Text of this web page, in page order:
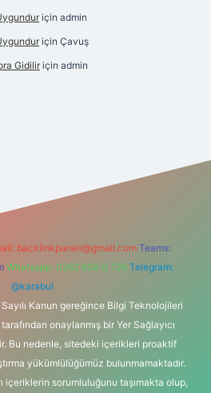
için admin
için Çavuş
Gidilir için admin
backlinkpaneli@gmail.com Teams:
Whatsapp: 0262 606 0 726 Telegram:
@karabul
Kanun gereğince Bilgi Teknolojileri
onaylanmış bir Yer Sağlayıcı
Bu nedenle, sitedeki içerikleri proaktif
yükümlülüğümüz bulunmamaktadır.
içeriklerin sorumluluğunu taşımakta olup,